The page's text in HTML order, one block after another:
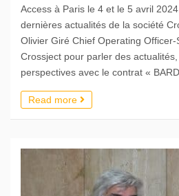
Access à Paris le 4 et le 5 avril
dernières actualités de la société
Olivier Giré Chief Operating
Crossject pour parler des
perspectives avec le contrat «
Read more